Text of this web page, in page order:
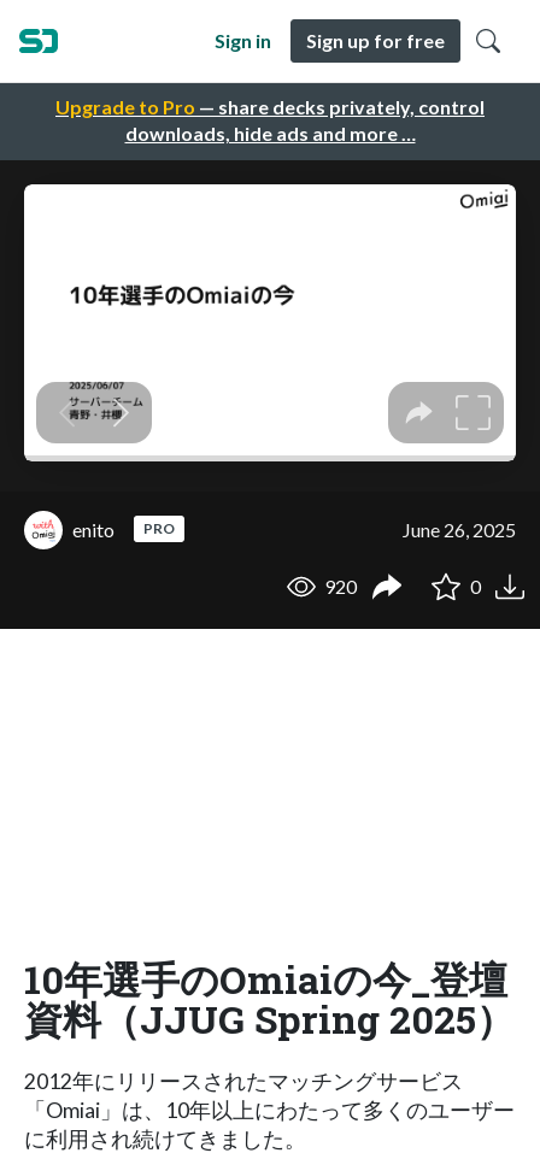
Upgrade to Pro — share decks privately, control
downloads, hide ads and more …
Sign in Sign up for free
enito PRO June 26, 2025
920 0
10年選手のOmiaiの今_登壇
資料（JJUG Spring 2025）
2012年にリリースされたマッチングサービス
「Omiai」は、10年以上にわたって多くのユーザー
に利用され続けてきました。